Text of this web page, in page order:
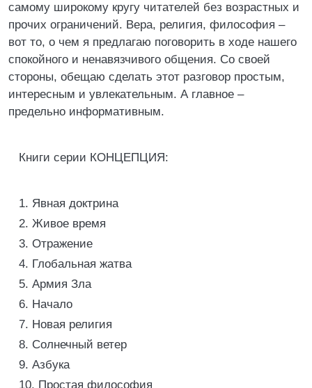
самому широкому кругу читателей без возрастных и
прочих ограничений. Вера, религия, философия –
вот то, о чем я предлагаю поговорить в ходе нашего
спокойного и ненавязчивого общения. Со своей
стороны, обещаю сделать этот разговор простым,
интересным и увлекательным. А главное –
предельно информативным.
Книги серии КОНЦЕПЦИЯ:
1. Явная доктрина
2. Живое время
3. Отражение
4. Глобальная жатва
5. Армия Зла
6. Начало
7. Новая религия
8. Солнечный ветер
9. Азбука
10. Простая философия